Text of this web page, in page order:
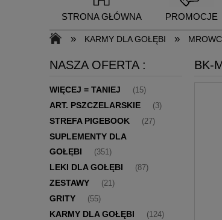
STRONA GŁÓWNA PROMOCJE
SUPLEMENTY DLA GOŁĘBI
» KARMY DLA GOŁĘBI »
NASZA OFERTA :
WIĘCEJ = TANIEJ (15)
ART. PSZCZELARSKIE (3)
STREFA PIGEBOOK (27)
SUPLEMENTY DLA
GOŁĘBI
(351)
LEKI DLA GOŁĘBI (87)
ZESTAWY (21)
GRITY (55)
KARMY DLA GOŁĘBI (124)
BK-